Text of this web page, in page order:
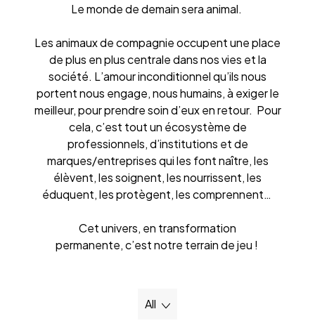
Le monde de demain sera animal.
Les animaux de compagnie occupent une place
de plus en plus centrale dans nos vies et la
société. L’amour inconditionnel qu’ils nous
portent nous engage, nous humains, à exiger le
meilleur, pour prendre soin d’eux en retour. Pour
cela, c’est tout un écosystème de
professionnels, d’institutions et de
marques/entreprises qui les font naître, les
élèvent, les soignent, les nourrissent, les
éduquent, les protègent, les comprennent…
Cet univers, en transformation
permanente, c’est notre terrain de jeu !
All